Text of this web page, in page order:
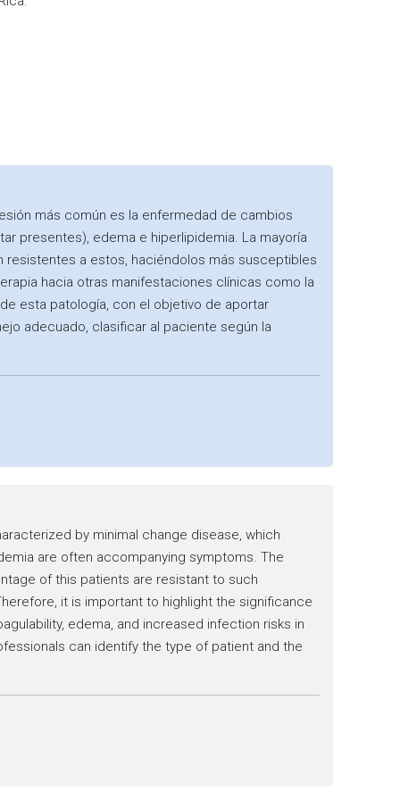
más común es la enfermedad de cambios
presentes), edema e hiperlipidemia. La mayoría
a estos, haciéndolos más susceptibles
hacia otras manifestaciones clínicas como la
esta patología, con el objetivo de aportar
adecuado, clasificar al paciente según la
by minimal change disease, which
are often accompanying symptoms. The
of this patients are resistant to such
it is important to highlight the significance
edema, and increased infection risks in
can identify the type of patient and the